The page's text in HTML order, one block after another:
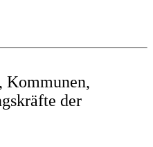
Kommunen,
der